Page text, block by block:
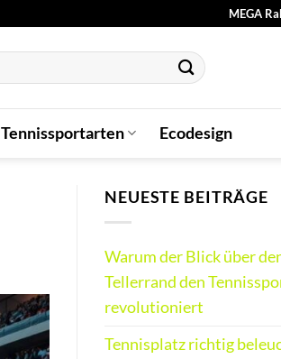
MEGA
Tennissportarten Ecodesign
NEUESTE BEITRÄGE
Warum der Blick über
Tellerrand den
revolutioniert
Tennisplatz richtig